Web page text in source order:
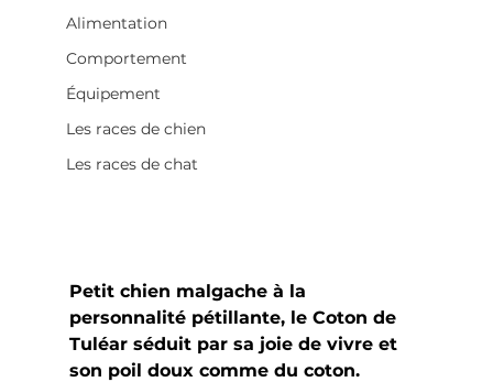
Alimentation
Comportement
Équipement
Les races de chien
Les races de chat
Petit chien malgache à la
personnalité pétillante, le Coton de
Tuléar séduit par sa joie de vivre et
son poil doux comme du coton.